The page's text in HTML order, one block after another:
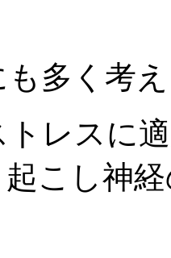
も多く考
トレスに
こし神